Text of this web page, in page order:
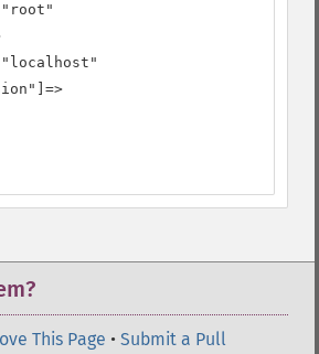
This Page • Submit a Pull